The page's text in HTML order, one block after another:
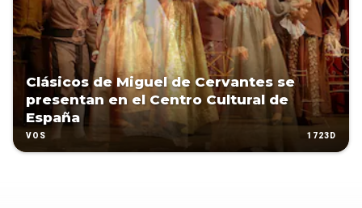
Clásicos de Miguel de Cervantes se
presentan en el Centro Cultural de
España
VOS 1723D